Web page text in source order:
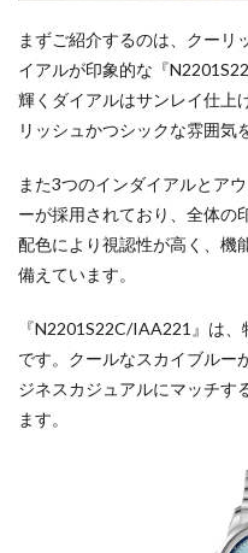
まずご紹介するのは、クーリ
イアルが印象的な『
輝くダイアルはサンレイ仕上
リッシュかつシックな雰囲気
また3つのインダイアルとア
ーが採用されており、全体の
配色により視認性が高く、機
備えています。
『N2201S22C/IAA221』は
です。クールなスカイブルー
ジネスカジュアルにマッチす
ます。